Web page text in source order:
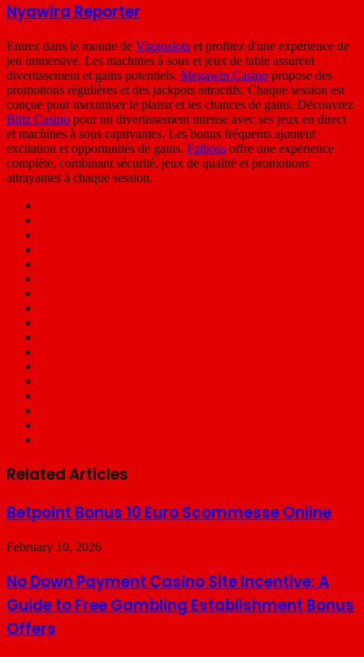
Nyawira Reporter
Entrez dans le monde de Viggoslots et profitez d'une expérience de
jeu immersive. Les machines à sous et jeux de table assurent
divertissement et gains potentiels. Megawin Casino propose des
promotions régulières et des jackpots attractifs. Chaque session est
conçue pour maximiser le plaisir et les chances de gains. Découvrez
Blitz Casino pour un divertissement intense avec ses jeux en direct
et machines à sous captivantes. Les bonus fréquents ajoutent
excitation et opportunités de gains. Fatboss offre une expérience
complète, combinant sécurité, jeux de qualité et promotions
attrayantes à chaque session.
Related Articles
Betpoint Bonus 10 Euro Scommesse Online
February 10, 2026
No Down Payment Casino Site Incentive: A
Guide to Free Gambling Establishment Bonus
Offers